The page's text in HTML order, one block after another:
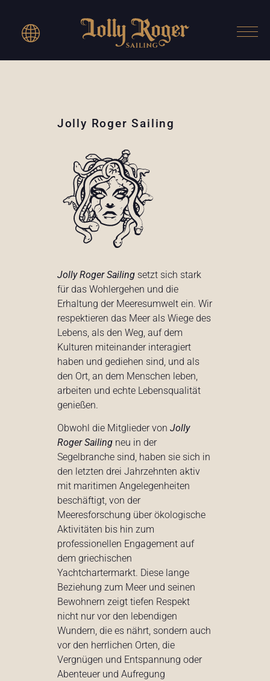
Jolly Roger Sailing
Jolly Roger Sailingsetzt sich stark
für das Wohlergehen und die
Erhaltung der Meeresumwelt ein. Wir
respektieren das Meer als Wiege des
Lebens, als den Weg, auf dem
Kulturen miteinander interagiert
haben und gediehen sind, und als
den Ort, an dem Menschen leben,
arbeiten und echte Lebensqualität
genießen.
Obwohl die Mitglieder von Jolly
Roger Sailingneu in der
Segelbranche sind, haben sie sich in
den letzten drei Jahrzehnten aktiv
mit maritimen Angelegenheiten
beschäftigt, von der
Meeresforschung über ökologische
Aktivitäten bis hin zum
professionellen Engagement auf
dem griechischen
Yachtchartermarkt. Diese lange
Beziehung zum Meer und seinen
Bewohnern zeigt tiefen Respekt
nicht nur vor den lebendigen
Wundern, die es nährt, sondern auch
vor den herrlichen Orten, die
Vergnügen und Entspannung oder
Abenteuer und Aufregung